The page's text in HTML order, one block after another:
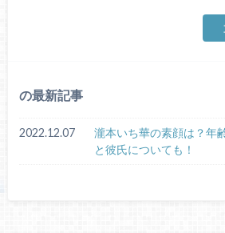
の最新記事
2022.12.07
瀧本いち華の素顔は？年
と彼氏についても！